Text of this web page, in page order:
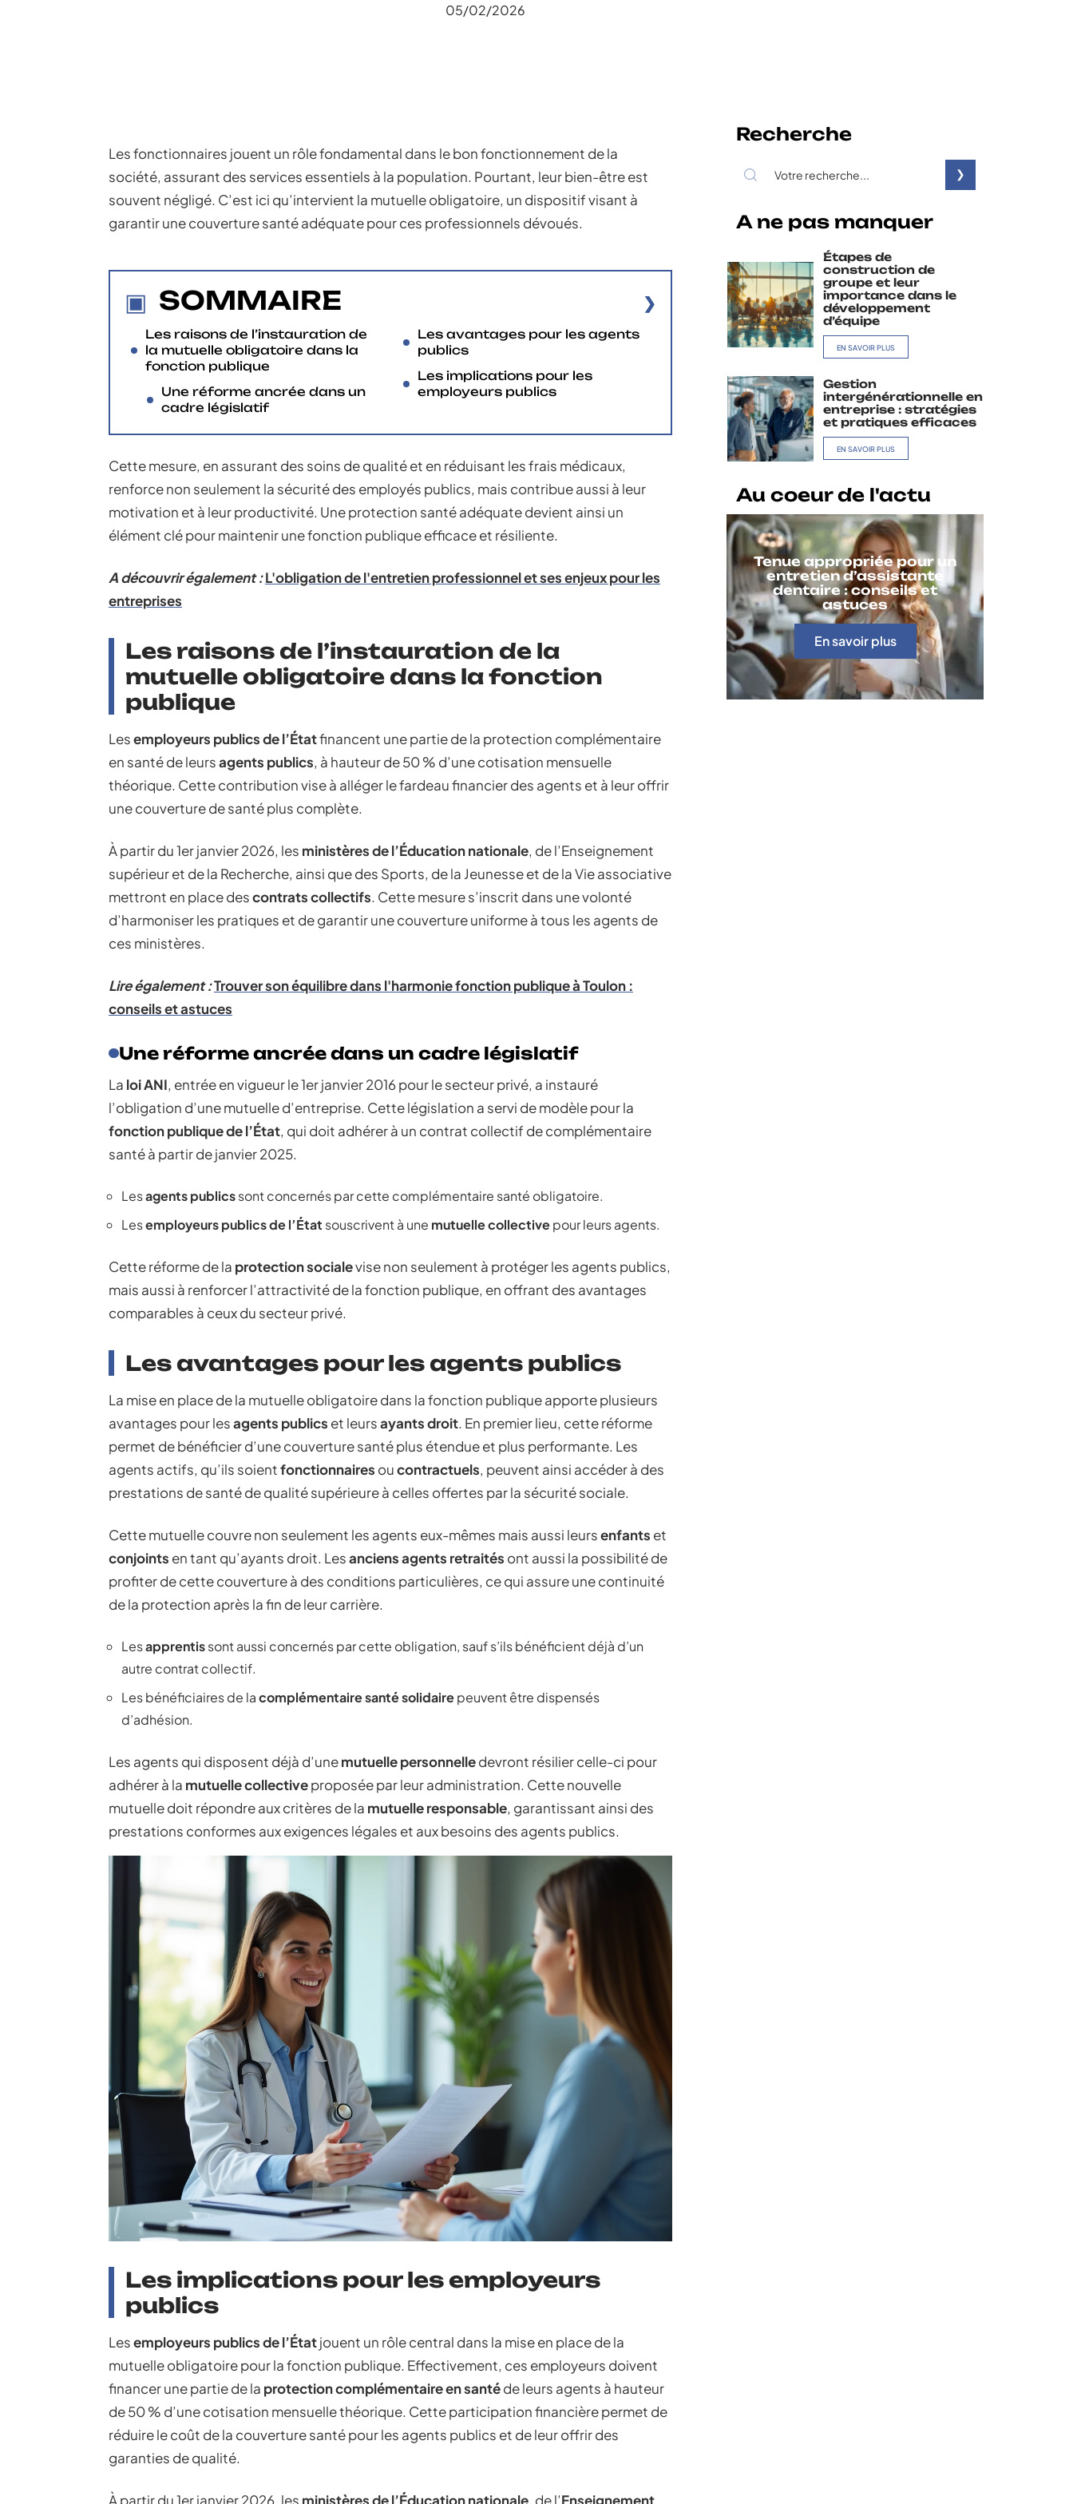
05/02/2026
Les fonctionnaires jouent un rôle fondamental dans le bon fonctionnement de la
société, assurant des services essentiels à la population. Pourtant, leur bien-être est
souvent négligé. C’est ici qu’intervient la mutuelle obligatoire, un dispositif visant à
garantir une couverture santé adéquate pour ces professionnels dévoués.
SOMMAIRE
Les raisons de l’instauration de
la mutuelle obligatoire dans la
fonction publique
Une réforme ancrée dans un
cadre législatif
Les avantages pour les agents
publics
Les implications pour les
employeurs publics
Cette mesure, en assurant des soins de qualité et en réduisant les frais médicaux,
renforce non seulement la sécurité des employés publics, mais contribue aussi à leur
motivation et à leur productivité. Une protection santé adéquate devient ainsi un
élément clé pour maintenir une fonction publique efficace et résiliente.
A découvrir également :L'obligation de l'entretien professionnel et ses enjeux pour les
entreprises
Les raisons de l’instauration de la
mutuelle obligatoire dans la fonction
publique
Lesemployeurs publics de l’Étatfinancent une partie de la protection complémentaire
en santé de leursagents publics, à hauteur de 50 % d’une cotisation mensuelle
théorique. Cette contribution vise à alléger le fardeau financier des agents et à leur offrir
une couverture de santé plus complète.
À partir du 1er janvier 2026, les ministères de l’Éducation nationale, de l’Enseignement
supérieur et de la Recherche, ainsi que des Sports, de la Jeunesse et de la Vie associative
mettront en place descontrats collectifs. Cette mesure s’inscrit dans une volonté
d’harmoniser les pratiques et de garantir une couverture uniforme à tous les agents de
ces ministères.
Lire également :Trouver son équilibre dans l'harmonie fonction publique à Toulon :
conseils et astuces
Une réforme ancrée dans un cadre législatif
La loi ANI, entrée en vigueur le 1er janvier 2016 pour le secteur privé, a instauré
l’obligation d’une mutuelle d’entreprise. Cette législation a servi de modèle pour la
fonction publique de l’État, qui doit adhérer à un contrat collectif de complémentaire
santé à partir de janvier 2025.
Lesagents publicssont concernés par cette complémentaire santé obligatoire.
Lesemployeurs publics de l’État souscrivent à une mutuelle collectivepour leurs agents.
Cette réforme de la protection socialevise non seulement à protéger les agents publics,
mais aussi à renforcer l’attractivité de la fonction publique, en offrant des avantages
comparables à ceux du secteur privé.
Les avantages pour les agents publics
La mise en place de la mutuelle obligatoire dans la fonction publique apporte plusieurs
avantages pour lesagents publics et leursayants droit. En premier lieu, cette réforme
permet de bénéficier d’une couverture santé plus étendue et plus performante. Les
agents actifs, qu’ils soientfonctionnaires oucontractuels, peuvent ainsi accéder à des
prestations de santé de qualité supérieure à celles offertes par la sécurité sociale.
Cette mutuelle couvre non seulement les agents eux-mêmes mais aussi leursenfants et
conjoints en tant qu’ayants droit. Lesanciens agents retraités ont aussi la possibilité de
profiter de cette couverture à des conditions particulières, ce qui assure une continuité
de la protection après la fin de leur carrière.
Lesapprentissont aussi concernés par cette obligation, sauf s’ils bénéficient déjà d’un
autre contrat collectif.
Les bénéficiaires de lacomplémentaire santé solidairepeuvent être dispensés
d’adhésion.
Les agents qui disposent déjà d’unemutuelle personnelledevront résilier celle-ci pour
adhérer à la mutuelle collectiveproposée par leur administration. Cette nouvelle
mutuelle doit répondre aux critères de la mutuelle responsable, garantissant ainsi des
prestations conformes aux exigences légales et aux besoins des agents publics.
Les implications pour les employeurs
publics
Lesemployeurs publics de l’Étatjouent un rôle central dans la mise en place de la
mutuelle obligatoire pour la fonction publique. Effectivement, ces employeurs doivent
financer une partie de la protection complémentaire en santéde leurs agents à hauteur
de 50 % d’une cotisation mensuelle théorique. Cette participation financière permet de
réduire le coût de la couverture santé pour les agents publics et de leur offrir des
garanties de qualité.
À partir du 1er janvier 2026, les ministères de l’Éducation nationale , de l’Enseignement
Recherche
A ne pas manquer
Étapes de
construction de
groupe et leur
importance dans le
développement
d’équipe
EN SAVOIR PLUS
Gestion
intergénérationnelle en
entreprise : stratégies
et pratiques efficaces
EN SAVOIR PLUS
Au coeur de l'actu
Tenue appropriée pour un
entretien d’assistante
dentaire : conseils et
astuces
En savoir plus